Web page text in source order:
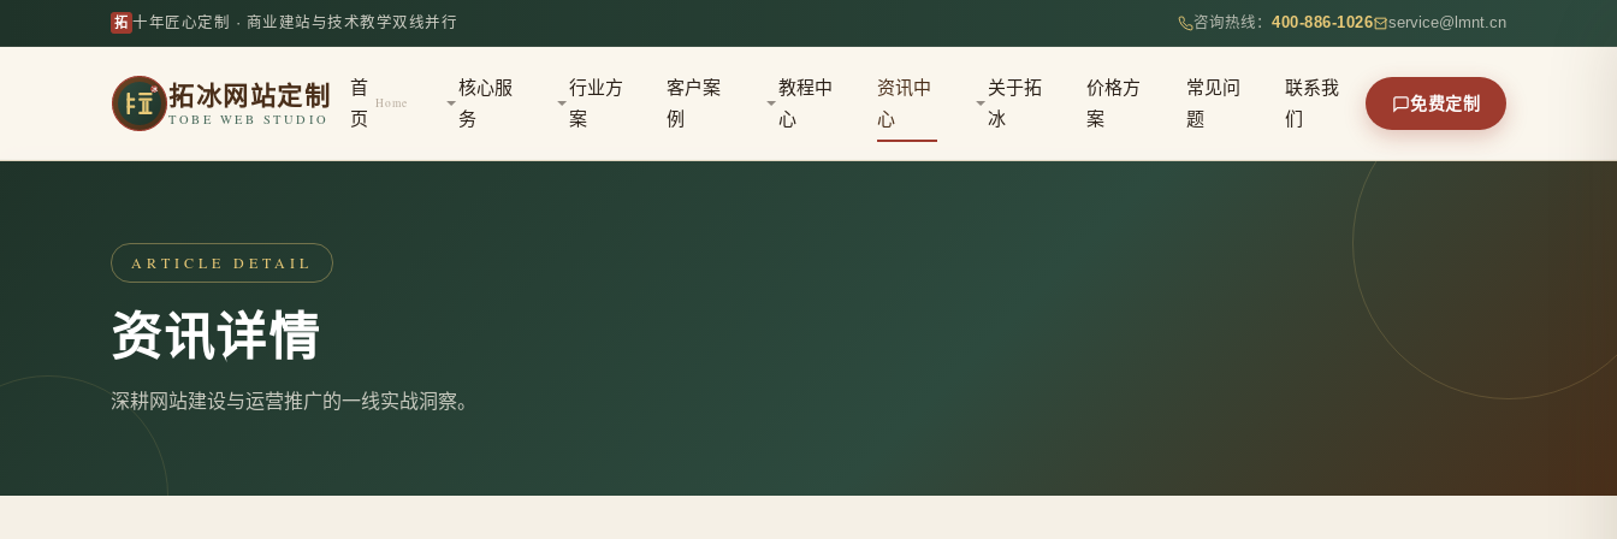
拓 十年匠心定制 · 商业建站与技术教学双线并行 咨询热线： 400-886-1026 service@lmnt.cn
拓冰网站定制
TOBE WEB STUDIO
首
页
Home
核心服
务
行业方
案
客户案
例
教程中
心
资讯中
心
关于拓
冰
价格方
案
常见问
题
联系我
们
免费定制
ARTICLE DETAIL
资讯详情
深耕网站建设与运营推广的一线实战洞察。